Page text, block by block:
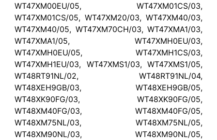
WT47XM00EU/05, WT47XM01CS/03,
WT47XM01CS/05, WT47XM20/03, WT47XM40/03,
WT47XM40/05, WT47XM70CH/03, WT47XMA1/03,
WT47XMA1/05, WT47XMH0EU/03,
WT47XMH0EU/05, WT47XMH1CS/03,
WT47XMH1EU/03, WT47XMS1/03, WT47XMS1/05,
WT48RT91NL/02, WT48RT91NL/04,
WT48XEH9GB/03, WT48XEH9GB/05,
WT48XK90FG/03, WT48XK90FG/05,
WT48XM40FG/03, WT48XM40FG/05,
WT48XM75NL/03, WT48XM75NL/05,
WT48XM90NL/03, WT48XM90NL/05,